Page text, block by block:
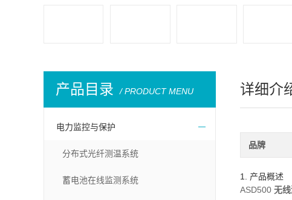
产品目录 / PRODUCT MENU
电力监控与保护
分布式光纤测温系统
蓄电池在线监测系统
详细介
品牌
1. 产品概述
ASD500无